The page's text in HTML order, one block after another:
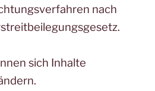
nach
sich Inhalte